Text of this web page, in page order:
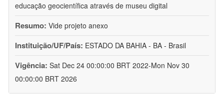
educação geocientífica através de museu digital
Resumo: Vide projeto anexo
Instituição/UF/País: ESTADO DA BAHIA - BA - Brasil
Vigência: Sat Dec 24 00:00:00 BRT 2022-Mon Nov 30
00:00:00 BRT 2026